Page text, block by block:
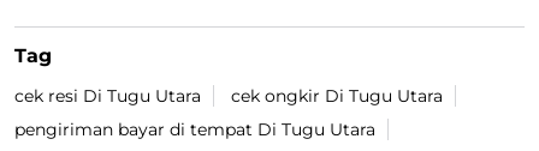
Tag
cek resi Di Tugu Utara
cek ongkir Di Tugu Utara
pengiriman bayar di tempat Di Tugu Utara